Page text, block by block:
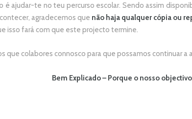
é ajudar-te no teu percurso escolar. Sendo assim
agradecemos que não haja qualquer cópia ou
isso fará com que este projecto termine.
que colabores connosco para que possamos continuar
Bem Explicado – Porque o nosso